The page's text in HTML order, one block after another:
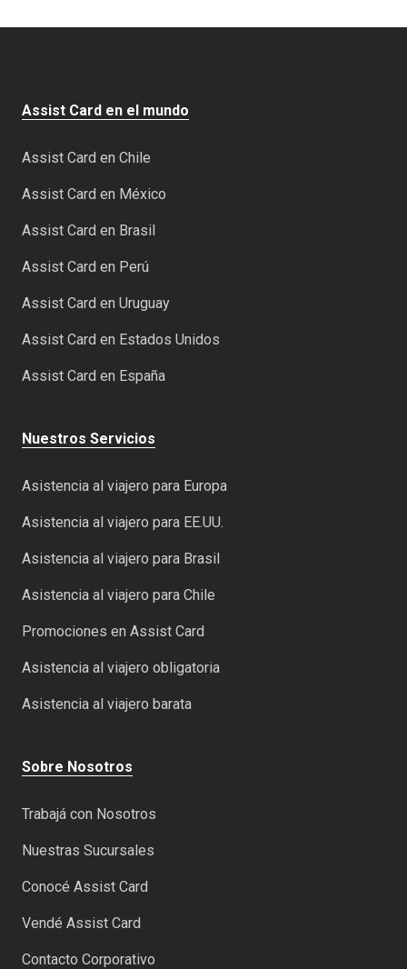
Assist Card en el mundo
Assist Card en Chile
Assist Card en México
Assist Card en Brasil
Assist Card en Perú
Assist Card en Uruguay
Assist Card en Estados Unidos
Assist Card en España
Nuestros Servicios
Asistencia al viajero para Europa
Asistencia al viajero para EE.UU.
Asistencia al viajero para Brasil
Asistencia al viajero para Chile
Promociones en Assist Card
Asistencia al viajero obligatoria
Asistencia al viajero barata
Sobre Nosotros
Trabajá con Nosotros
Nuestras Sucursales
Conocé Assist Card
Vendé Assist Card
Contacto Corporativo